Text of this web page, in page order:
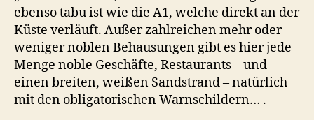
ebenso tabu ist wie die A1, welche direkt an der
Küste verläuft. Außer zahlreichen mehr oder
weniger noblen Behausungen gibt es hier jede
Menge noble Geschäfte, Restaurants – und
einen breiten, weißen Sandstrand – natürlich
mit den obligatorischen Warnschildern… .